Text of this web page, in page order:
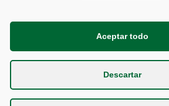
BeSH© 2021 Eskubide guztiak
Aceptar todo
Descartar